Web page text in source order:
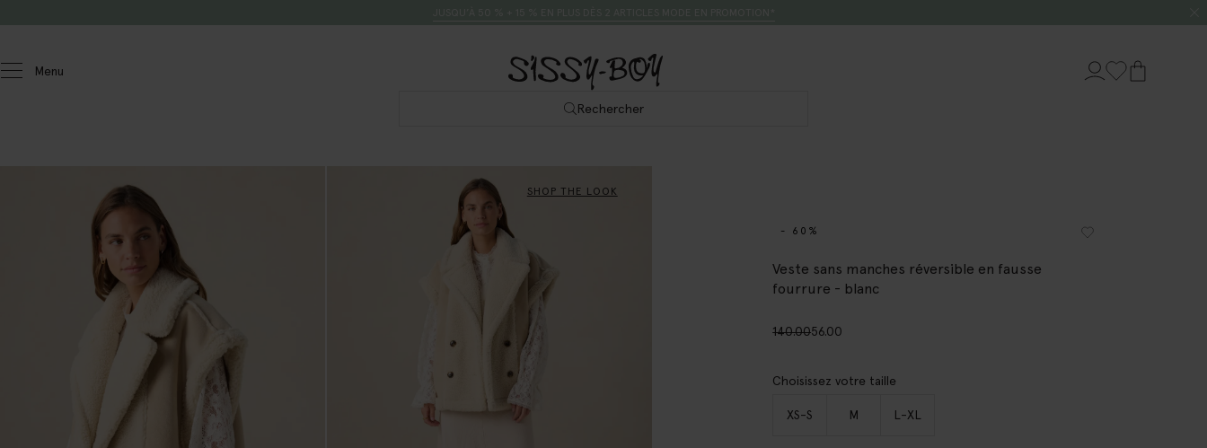
Menu
Rechercher
SHOP THE LOOK
- 60%
Veste sans manches réversible en fausse
fourrure - blanc
140.0056.00
Choisissez votre taille
XS-S M L-XL